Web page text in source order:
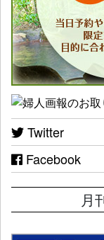
Twitter
Facebook
月